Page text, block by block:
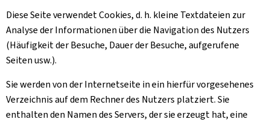
Diese Seite verwendetCookies, d. h. kleine Textdateien zur
Analyse der Informationen über die Navigation des Nutzers
(Häufigkeit der Besuche, Dauer der Besuche, aufgerufene
Seiten usw.).
Sie werden von der Internetseite in ein hierfür vorgesehenes
Verzeichnis auf dem Rechner des Nutzers platziert. Sie
enthalten den Namen des Servers, der sie erzeugt hat, eine